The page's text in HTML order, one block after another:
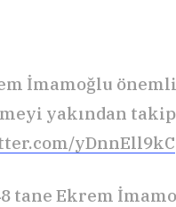
İmamoğlu
yakından
yDnnEll9kC
tane Ekrem